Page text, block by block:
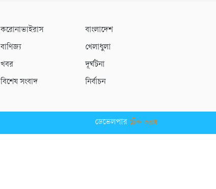
করোনাভাইরাস
বাংলাদেশ
বাণিজ্য
খেলাধুলা
খবর
দূর্ঘটনা
বিশেষ সংবাদ নির্বাচন
ডেভেলপার টেক তরঙ্গ